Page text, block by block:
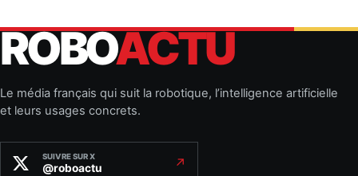
ROBOACTU
Le média français qui suit la robotique, l’intelligence artificielle
et leurs usages concrets.
SUIVRE SUR X
@roboactu ↗